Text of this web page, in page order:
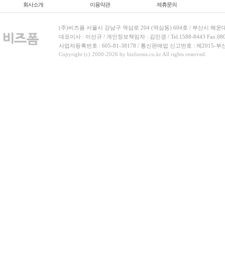
회사소개 이용약관 제휴문의
(주)비즈폼 서울시 강남구 역삼로 204 (역삼동) 604호 / 부산시 해운
대표이사 : 이선규 / 개인정보책임자 : 김민경 / Tel.1588-8443
사업자등록번호 : 605-81-38178 / 통신판매업 신고번호 : 제2015-부
Copyright (c) 2000-2026 by bizforms.co.kr All rights reserved.